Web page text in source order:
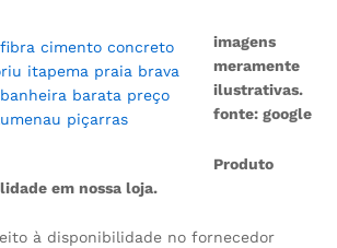
imagens
meramente
ilustrativas.
fonte: google
Produto
em nossa loja.
à disponibilidade no fornecedor